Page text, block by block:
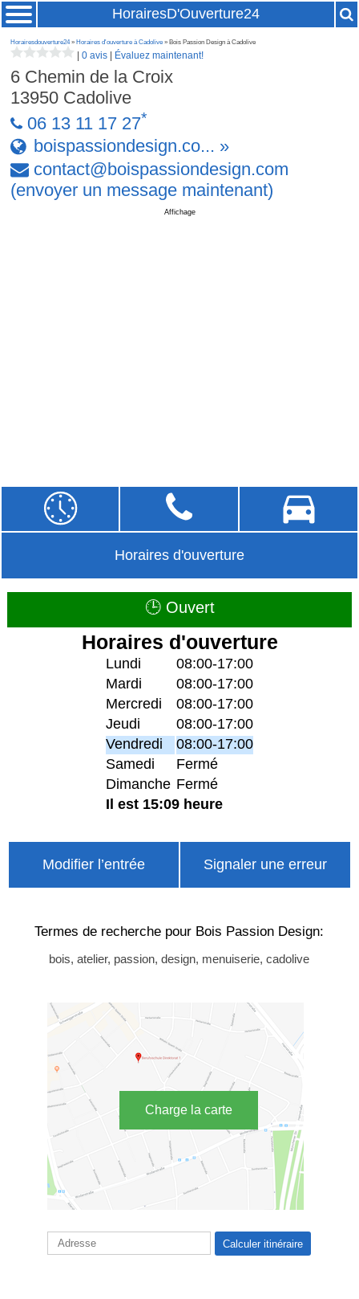
HorairesD'Ouverture24
Horairesdouverture24» Horaires d'ouverture à Cadolive » Bois Passion Design à Cadolive
|0 avis Évaluez maintenant!
6 Chemin de la Croix
13950 Cadolive
06 13 11 17 27*
boispassiondesign.co... »
contact@boispassiondesign.com
(envoyer un message maintenant)
Affichage
Horaires d'ouverture
🕒 Ouvert
Horaires d'ouverture
Lundi
08:00-17:00
Mardi
08:00-17:00
Mercredi
08:00-17:00
Jeudi
08:00-17:00
Vendredi
08:00-17:00
Samedi
Fermé
Dimanche Fermé
Il est 15:09 heure
Modifier l’entrée Signaler une erreur
Termes de recherche pour Bois Passion Design:
bois, atelier, passion, design, menuiserie, cadolive
Charge la carte